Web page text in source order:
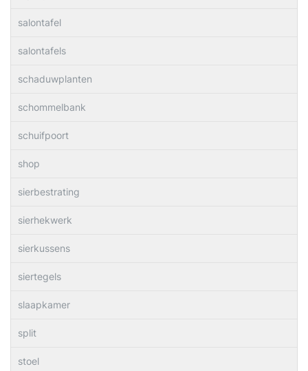
salontafel
salontafels
schaduwplanten
schommelbank
schuifpoort
shop
sierbestrating
sierhekwerk
sierkussens
siertegels
slaapkamer
split
stoel